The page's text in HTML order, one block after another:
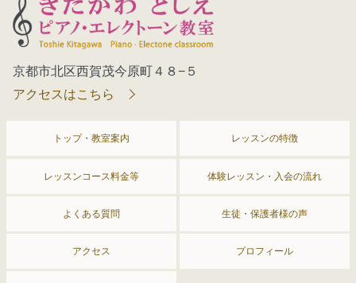
京都市北区西賀茂今原町４８−５
アクセスはこちら
トップ・教室案内 レッスンの特徴
レッスンコース料金等 体験レッスン・入会の流れ
よくある質問 生徒・保護者様の声
アクセス プロフィール